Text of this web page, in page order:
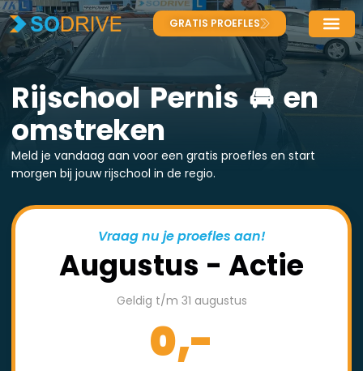
GRATIS PROEFLES
Rijschool Pernis 🚘 en
omstreken
Meld je vandaag aan voor een gratis proefles en start
morgen bij jouw rijschool in de regio.
Vraag nu je proefles aan!
Augustus - Actie
Geldig t/m 31 augustus
0,-